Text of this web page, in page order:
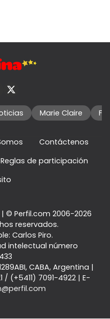
Marie Claire
Contáctenos
Reglas de participación
| © Perfil.com 2006-2026
reservados.
Carlos Piro.
intelectual número
, CABA, Argentina |
/ (+5411) 7091-4922| E-